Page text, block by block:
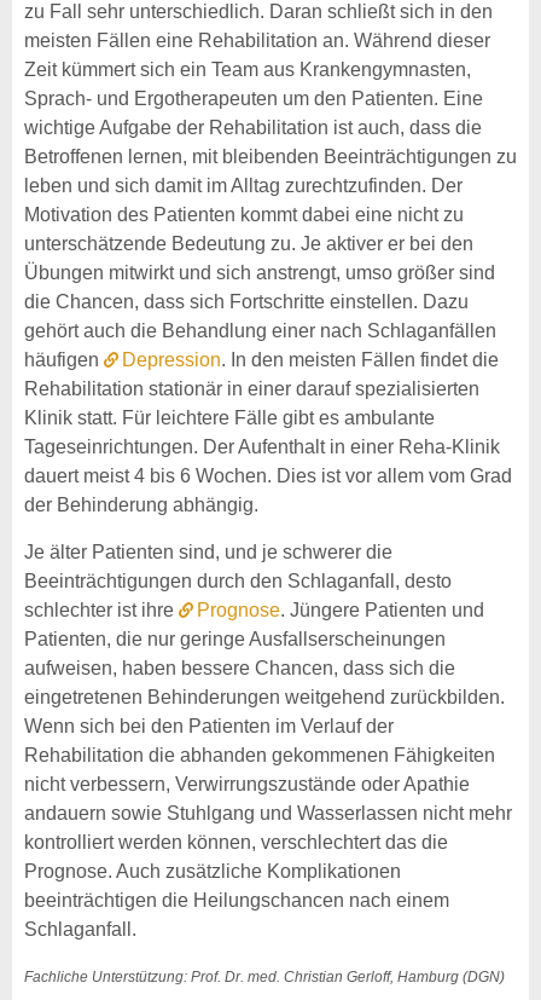
zu Fall sehr unterschiedlich. Daran schließt sich in den
meisten Fällen eine Rehabilitation an. Während dieser
Zeit kümmert sich ein Team aus Krankengymnasten,
Sprach- und Ergotherapeuten um den Patienten. Eine
wichtige Aufgabe der Rehabilitation ist auch, dass die
Betroffenen lernen, mit bleibenden Beeinträchtigungen zu
leben und sich damit im Alltag zurechtzufinden. Der
Motivation des Patienten kommt dabei eine nicht zu
unterschätzende Bedeutung zu. Je aktiver er bei den
Übungen mitwirkt und sich anstrengt, umso größer sind
die Chancen, dass sich Fortschritte einstellen. Dazu
gehört auch die Behandlung einer nach Schlaganfällen
häufigen
Depression. In den meisten Fällen findet die
Rehabilitation stationär in einer darauf spezialisierten
Klinik statt. Für leichtere Fälle gibt es ambulante
Tageseinrichtungen. Der Aufenthalt in einer Reha-Klinik
dauert meist 4 bis 6 Wochen. Dies ist vor allem vom Grad
der Behinderung abhängig.
Je älter Patienten sind, und je schwerer die
Beeinträchtigungen durch den Schlaganfall, desto
schlechter ist ihre
Prognose. Jüngere Patienten und
Patienten, die nur geringe Ausfallserscheinungen
aufweisen, haben bessere Chancen, dass sich die
eingetretenen Behinderungen weitgehend zurückbilden.
Wenn sich bei den Patienten im Verlauf der
Rehabilitation die abhanden gekommenen Fähigkeiten
nicht verbessern, Verwirrungszustände oder Apathie
andauern sowie Stuhlgang und Wasserlassen nicht mehr
kontrolliert werden können, verschlechtert das die
Prognose. Auch zusätzliche Komplikationen
beeinträchtigen die Heilungschancen nach einem
Schlaganfall.
Fachliche Unterstützung: Prof. Dr. med. Christian Gerloff, Hamburg (DGN)